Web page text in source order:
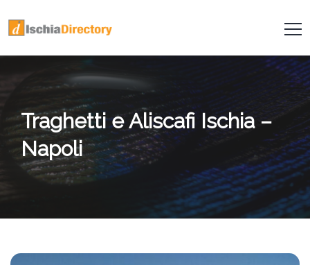
Traghetti e Aliscafi Ischia –
Napoli